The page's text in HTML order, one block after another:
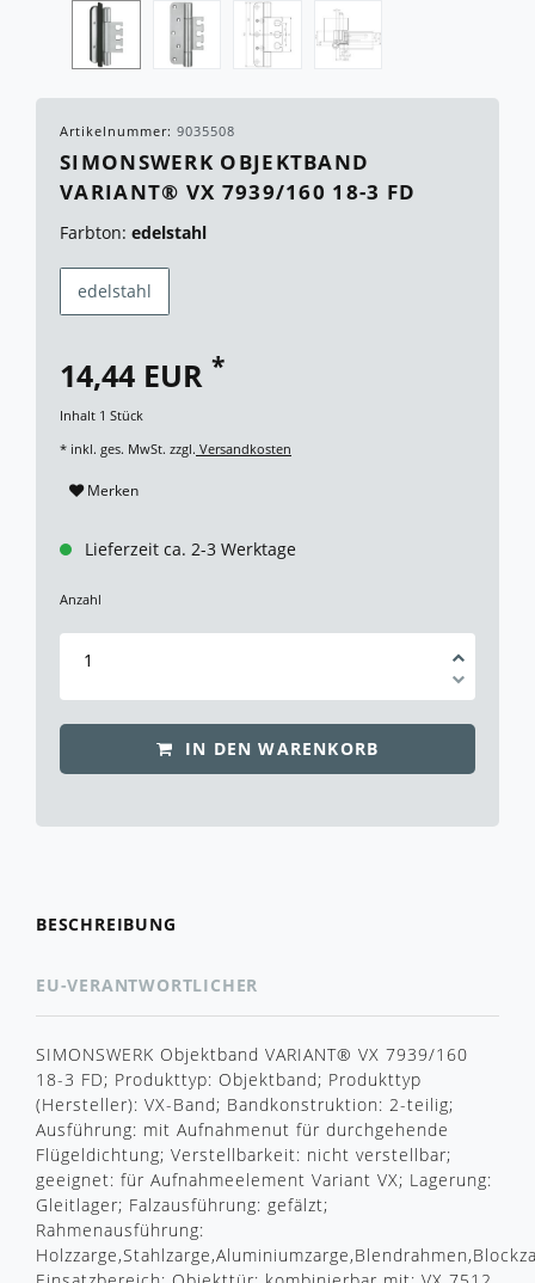
Artikelnummer: 9035508
SIMONSWERK OBJEKTBAND
VARIANT® VX 7939/160 18-3 FD
Farbton: edelstahl
edelstahl
14,44 EUR *
Inhalt 1 Stück
* inkl. ges. MwSt. zzgl. Versandkosten
Merken
Lieferzeit ca. 2-3 Werktage
Anzahl
IN DEN WARENKORB
BESCHREIBUNG
EU-VERANTWORTLICHER
SIMONSWERK Objektband VARIANT® VX 7939/160
18-3 FD; Produkttyp: Objektband; Produkttyp
(Hersteller): VX-Band; Bandkonstruktion: 2-teilig;
Ausführung: mit Aufnahmenut für durchgehende
Flügeldichtung; Verstellbarkeit: nicht verstellbar;
geeignet: für Aufnahmeelement Variant VX; Lagerung:
Gleitlager; Falzausführung: gefälzt;
Rahmenausführung: